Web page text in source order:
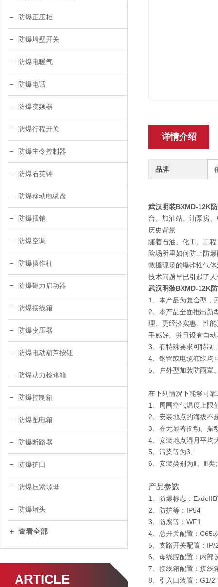
防爆正压柜
防爆墙壁开关
防爆电暖气
防爆电话
防爆变频器
防爆行程开关
防爆主令控制器
防爆石英钟
防爆移动电缆盘
防爆插销
防爆空调
防爆操作柱
防爆磁力启动器
防爆接线箱
防爆变压器
防爆电动葫芦按钮
防爆动力检修箱
防爆控制箱
防爆配电箱
防爆断路器
防爆护口
防爆压紧螺母
防爆堵头
查看全部
ARTICLE
详情介绍
品牌
武汉明装BXMD-12K
台、加油站、油泵房
历史背景
随着石油、化工、工
险场所里如何防止防
救援现场的爆炸性气
技术问题早已引起了
武汉明装BXMD-12K
1、本产品为复合型，
2、本产品全面推出新
理、更经济实惠、性
手感好。并且设有自
3、有特殊要求可特制;
4、钢管或电缆布线均
5、户外型加装防雨罩
在下列情况下能够可靠
1、周围空气温度上
2、安装地点的海拔不
3、在无显著摇动、振
4、安装地点湿月平均
5、污染等为3;
6、安装类别为Ⅱ、Ⅲ类;
产品参数
1、防爆标志：
2、防护等：IP54
3、防腐等：WF1
4、总开关配置：C65
5、支路开关配置：IP/
6、母线腔配置：内部
7、接线箱配置：接线
8、引入口装置：G1/